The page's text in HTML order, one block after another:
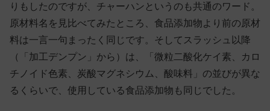
りもしたのですが、チャーハンというのも共通のワード。
原材料名を見比べてみたところ、食品添加物より前の原材
料は一言一句まったく同じです。そしてスラッシュ以降
（「加工デンプン」から）は、「微粒二酸化ケイ素、カロ
チノイド色素、炭酸マグネシウム、酸味料」の並びが異な
るくらいで、使用している食品添加物も同じでした。